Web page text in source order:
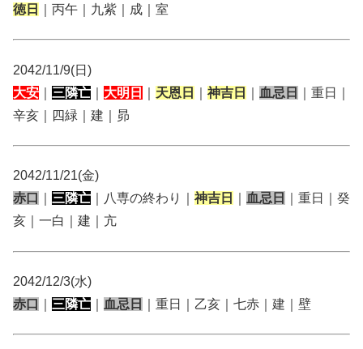
徳日
｜丙午｜九紫｜成｜室
2042/11/9(日)
大安
三隣亡 大明日 天恩日 神吉日 血忌日
｜重日｜
辛亥｜四緑｜建｜昴
2042/11/21(金)
赤口
三隣亡 ｜八専の終わり｜ 神吉日 血忌日
｜重日｜癸
亥｜一白｜建｜亢
2042/12/3(水)
赤口
三隣亡 血忌日 ｜重日｜乙亥｜七赤｜建｜壁